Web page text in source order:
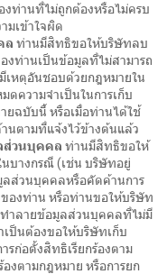
ท่านที่ไม่ถูกต้องหรือไม่ครบ
มเข้าใจผิด
ล ท่านมีสิทธิขอให้บริษัทลบ
งท่านเป็นข้อมูลที่ไม่สามารถ
เหตุอันชอบด้วยกฎหมายใน
ดความจำเป็นในการเก็บ
ยฉบับนี้ หรือเมื่อท่านได้ใช้
นตามที่แจ้งไว้ข้างต้นแล้ว
ส่วนบุคคล ท่านมีสิทธิขอให้
บางกรณี (เช่น บริษัทอยู่
ลส่วนบุคคลหรือคัดค้านการ
ของท่าน หรือท่านขอให้บริษัท
ำลายข้อมูลส่วนบุคคลที่ไม่มี
เป็นต้องขอให้บริษัทเก็บ
ก่อตั้งสิทธิเรียกร้องตาม
งตามกฎหมาย หรือการยก